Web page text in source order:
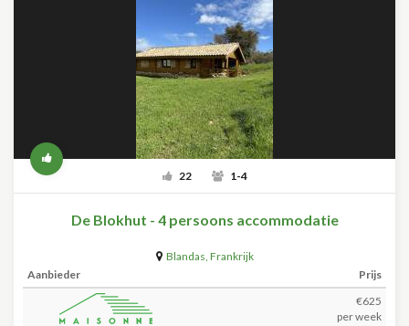
22 1-4
De Blokhut - 4 persoons accommodatie
Blandas, Frankrijk
Aanbieder
Prijs
€625
per week